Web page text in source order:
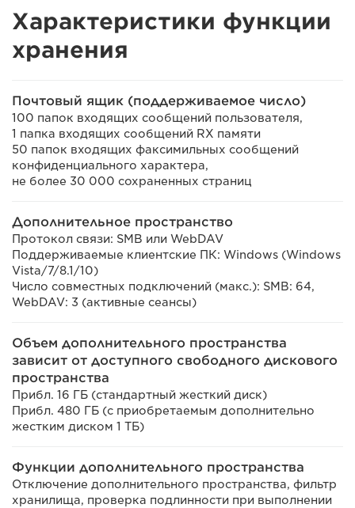
Характеристики функции
хранения
Почтовый ящик (поддерживаемое число)
100 папок входящих сообщений пользователя,
1 папка входящих сообщений RX памяти
50 папок входящих факсимильных сообщений
конфиденциального характера,
не более 30 000 сохраненных страниц
Дополнительное пространство
Протокол связи: SMB или WebDAV
Поддерживаемые клиентские ПК: Windows (Windows
Vista/7/8.1/10)
Число совместных подключений (макс.): SMB: 64,
WebDAV: 3 (активные сеансы)
Объем дополнительного пространства
зависит от доступного свободного дискового
пространства
Прибл. 16 ГБ (стандартный жесткий диск)
Прибл. 480 ГБ (с приобретаемым дополнительно
жестким диском 1 ТБ)
Функции дополнительного пространства
Отключение дополнительного пространства, фильтр
хранилища, проверка подлинности при выполнении